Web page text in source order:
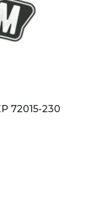
72015-230